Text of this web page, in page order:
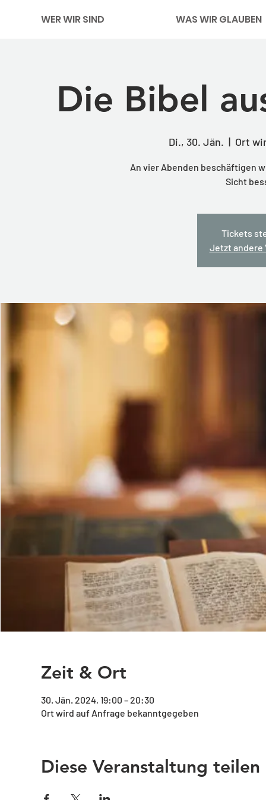
WER WIR SIND WAS WIR GLAUBEN
Die Bibel
Di., 30. Jän.
  |
Ort
An vier Abenden beschäftigen
Sicht
Tickets
Jetzt andere
Zeit & Ort
30. Jän. 2024, 19:00 – 20:30
Ort wird auf Anfrage bekanntgegeben
Diese Veranstaltung teilen